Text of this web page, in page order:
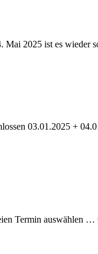
Mai 2025 ist es wieder
03.01.2025 +
Termin auswählen